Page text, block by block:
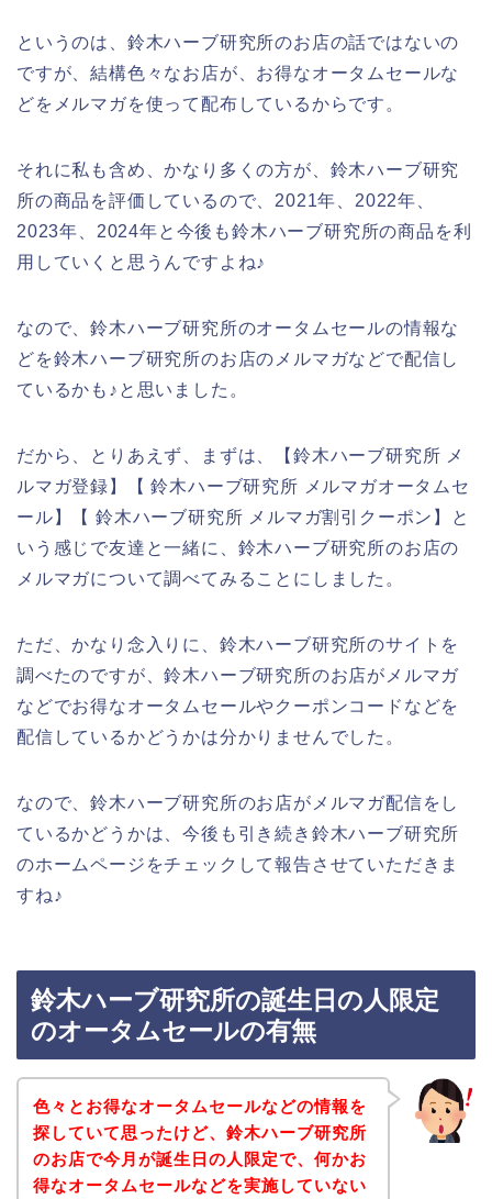
というのは、鈴木ハーブ研究所のお店の話ではないの
ですが、結構色々なお店が、お得なオータムセールな
どをメルマガを使って配布しているからです。
それに私も含め、かなり多くの方が、鈴木ハーブ研究
所の商品を評価しているので、2021年、2022年、
2023年、2024年と今後も鈴木ハーブ研究所の商品を利
用していくと思うんですよね♪
なので、鈴木ハーブ研究所のオータムセールの情報な
どを鈴木ハーブ研究所のお店のメルマガなどで配信し
ているかも♪と思いました。
だから、とりあえず、まずは、【鈴木ハーブ研究所 メ
ルマガ登録】【 鈴木ハーブ研究所 メルマガオータムセ
ール】【 鈴木ハーブ研究所 メルマガ割引クーポン】と
いう感じで友達と一緒に、鈴木ハーブ研究所のお店の
メルマガについて調べてみることにしました。
ただ、かなり念入りに、鈴木ハーブ研究所のサイトを
調べたのですが、鈴木ハーブ研究所のお店がメルマガ
などでお得なオータムセールやクーポンコードなどを
配信しているかどうかは分かりませんでした。
なので、鈴木ハーブ研究所のお店がメルマガ配信をし
ているかどうかは、今後も引き続き鈴木ハーブ研究所
のホームページをチェックして報告させていただきま
すね♪
鈴木ハーブ研究所の誕生日の人限定
のオータムセールの有無
色々とお得なオータムセールなどの情報を
探していて思ったけど、鈴木ハーブ研究所
のお店で今月が誕生日の人限定で、何かお
得なオータムセールなどを実施していない